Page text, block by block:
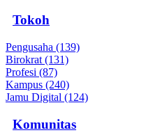
Tokoh
Pengusaha (139)
Birokrat (131)
Profesi (87)
Kampus (240)
Jamu Digital (124)
Komunitas